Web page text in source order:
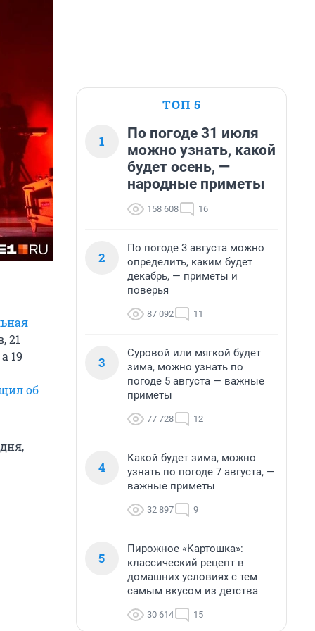
21
а 19
об
ТОП 5
1
По погоде 31 июля
можно узнать, какой
будет осень, —
народные приметы
158 608 16
2
По погоде 3 августа можно
определить, каким будет
декабрь, — приметы и
поверья
87 092 11
3
Суровой или мягкой будет
зима, можно узнать по
погоде 5 августа — важные
приметы
77 728 12
4
Какой будет зима, можно
узнать по погоде 7 августа, —
важные приметы
32 897 9
5
Пирожное «Картошка»:
классический рецепт в
домашних условиях с тем
самым вкусом из детства
30 614 15